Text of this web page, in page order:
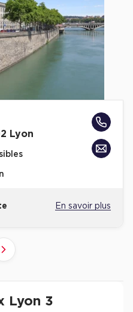
Lyon
En savoir plus
Suivant
Lyon 3